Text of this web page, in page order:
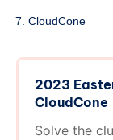
CloudCone
2023
CloudCone
Solve the